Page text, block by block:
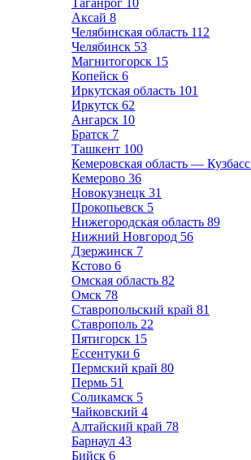
Таганрог 10
Аксай 8
Челябинская область 112
Челябинск 53
Магнитогорск 15
Копейск 6
Иркутская область 101
Иркутск 62
Ангарск 10
Братск 7
Ташкент 100
Кемеровская область — Кузбасс
Кемерово 36
Новокузнецк 31
Прокопьевск 5
Нижегородская область 89
Нижний Новгород 56
Дзержинск 7
Кстово 6
Омская область 82
Омск 78
Ставропольский край 81
Ставрополь 22
Пятигорск 15
Ессентуки 6
Пермский край 80
Пермь 51
Соликамск 5
Чайковский 4
Алтайский край 78
Барнаул 43
Бийск 6